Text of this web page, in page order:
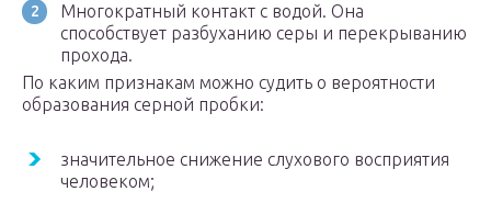
Многократный контакт с водой. Она
способствует разбуханию серы и перекрыванию
прохода.
По каким признакам можно судить о вероятности
образования серной пробки:
значительное снижение слухового восприятия
человеком;